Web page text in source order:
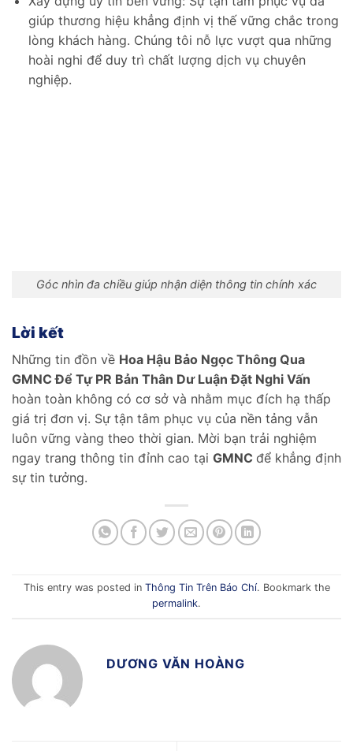
giúp thương hiệu khẳng định vị thế vững chắc trong
lòng khách hàng. Chúng tôi nỗ lực vượt qua những
hoài nghi để duy trì chất lượng dịch vụ chuyên
nghiệp.
Góc nhìn đa chiều giúp nhận diện thông tin chính xác
Lời kết
Những tin đồn về Hoa Hậu Bảo Ngọc Thông Qua
GMNC Để Tự PR Bản Thân Dư Luận Đặt Nghi Vấn
hoàn toàn không có cơ sở và nhằm mục đích hạ thấp
giá trị đơn vị. Sự tận tâm phục vụ của nền tảng vẫn
luôn vững vàng theo thời gian. Mời bạn trải nghiệm
ngay trang thông tin đỉnh cao tại GMNC để khẳng định
sự tin tưởng.
This entry was posted in Thông Tin Trên Báo Chí. Bookmark the
permalink.
DƯƠNG VĂN HOÀNG